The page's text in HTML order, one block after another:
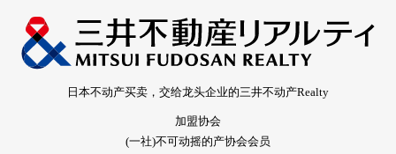
日本不动产买卖，交给龙头企业的三井不动产Realty
加盟协会
(一社)不可动摇的产协会会员